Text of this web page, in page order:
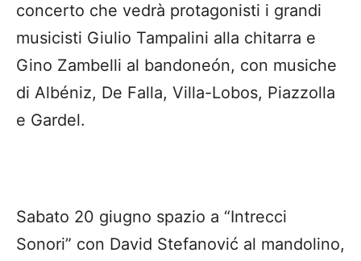
concerto che vedrà protagonisti i grandi
musicisti Giulio Tampalini alla chitarra e
Gino Zambelli al bandoneón, con musiche
di Albéniz, De Falla, Villa-Lobos, Piazzolla
e Gardel.
Sabato 20 giugno spazio a “Intrecci
Sonori” con David Stefanović al mandolino,